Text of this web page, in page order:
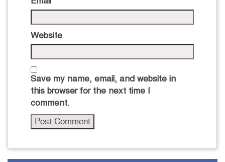
Website
Save my name, email, and website in
this browser for the next time I
comment.